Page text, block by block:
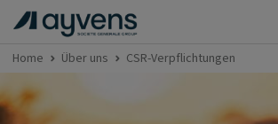
Home Über uns CSR-Verpflichtungen